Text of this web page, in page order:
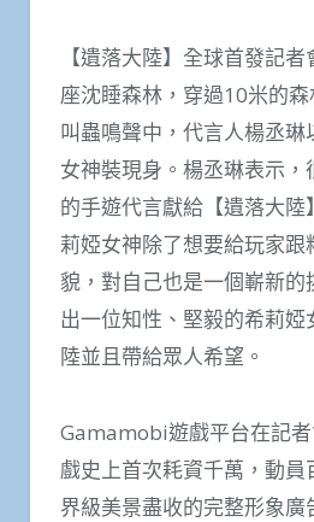
【遺落大陸】全球首發記
座沈睡森林，穿過10米的
叫蟲鳴聲中，代言人楊丞琳
女神裝現身。楊丞琳表示，
的手遊代言獻給【遺落大陸
莉婭女神除了想要給玩家
貌，對自己也是一個嶄新
出一位知性、堅毅的希莉婭
陸並且帶給眾人希望。
Gamamobi遊戲平台在記
戲史上首次耗資千萬，動員
界級美景盡收的完整形象廣